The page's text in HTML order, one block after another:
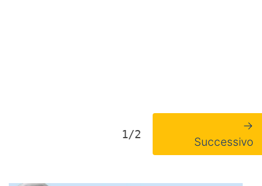
1/2
→
Successivo